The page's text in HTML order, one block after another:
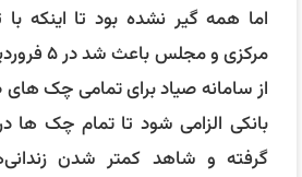
اما همه گیر نشده بود تا اینکه
از سامانه صیاد برای تمامی چک
بانکی الزامی شود تا تمام چک ها
گرفته و شاهد کمتر شدن